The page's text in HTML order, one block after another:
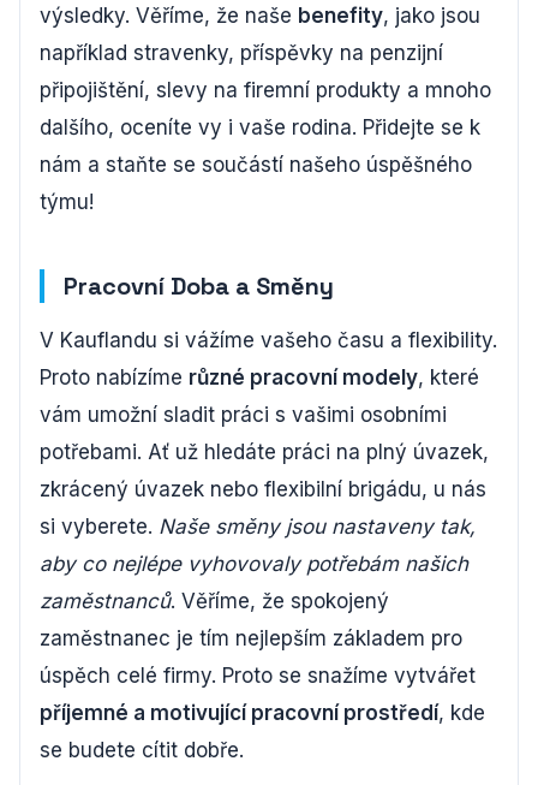
výsledky. Věříme, že naše benefity, jako jsou
například stravenky, příspěvky na penzijní
připojištění, slevy na firemní produkty a mnoho
dalšího, oceníte vy i vaše rodina. Přidejte se k
nám a staňte se součástí našeho úspěšného
týmu!
Pracovní Doba a Směny
V Kauflandu si vážíme vašeho času a flexibility.
Proto nabízíme různé pracovní modely, které
vám umožní sladit práci s vašimi osobními
potřebami. Ať už hledáte práci na plný úvazek,
zkrácený úvazek nebo flexibilní brigádu, u nás
si vyberete. Naše směny jsou nastaveny tak,
aby co nejlépe vyhovovaly potřebám našich
zaměstnanců. Věříme, že spokojený
zaměstnanec je tím nejlepším základem pro
úspěch celé firmy. Proto se snažíme vytvářet
příjemné a motivující pracovní prostředí, kde
se budete cítit dobře.